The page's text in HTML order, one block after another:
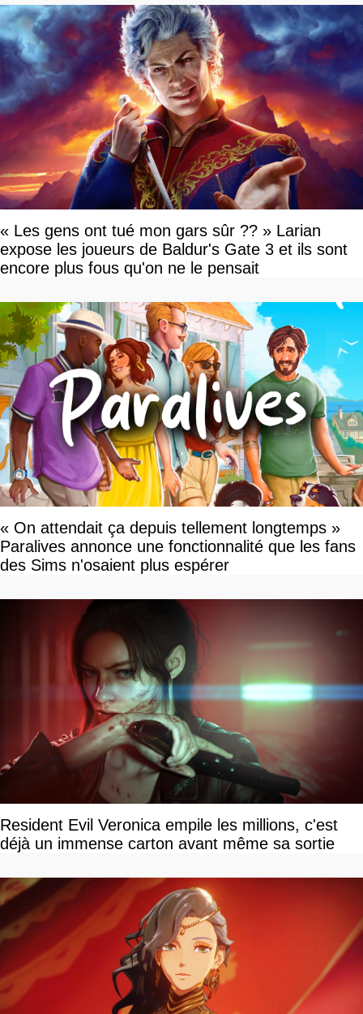
« Les gens ont tué mon gars sûr ?? » Larian
expose les joueurs de Baldur's Gate 3 et ils sont
encore plus fous qu'on ne le pensait
« On attendait ça depuis tellement longtemps »
Paralives annonce une fonctionnalité que les fans
des Sims n'osaient plus espérer
Resident Evil Veronica empile les millions, c'est
déjà un immense carton avant même sa sortie